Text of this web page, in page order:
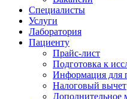
Специалисты
Услуги
Лаборатория
Пациенту
Прайс-лист
Подготовка к
Информация для
Налоговый вычет
Дополнительное